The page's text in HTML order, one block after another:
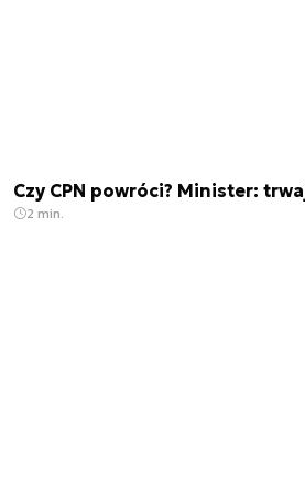
Czy CPN powróci? Minister:
2 min.